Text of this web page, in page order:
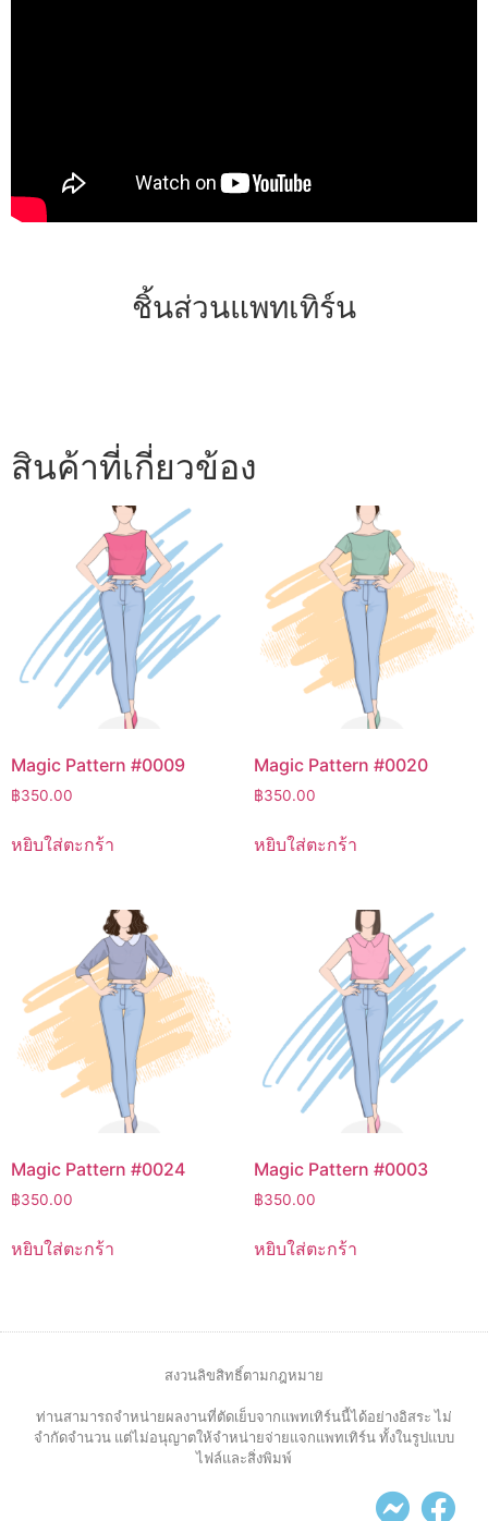
ชิ้นส่วนแพทเทิร์น
สินค้าที่เกี่ยวข้อง
Magic Pattern #0009
฿350.00
หยิบใส่ตะกร้า
Magic Pattern #0020
฿350.00
หยิบใส่ตะกร้า
Magic Pattern #0024
฿350.00
หยิบใส่ตะกร้า
Magic Pattern #0003
฿350.00
หยิบใส่ตะกร้า
สงวนลิขสิทธิ์ตามกฎหมาย
ท่านสามารถจำหน่ายผลงานที่ตัดเย็บจากแพทเทิร์นนี้ได้อย่างอิสระ ไม่
จำกัดจำนวน แต่ไม่อนุญาตให้จำหน่ายจ่ายแจกแพทเทิร์น ทั้งในรูปแบบ
ไฟล์และสิ่งพิมพ์